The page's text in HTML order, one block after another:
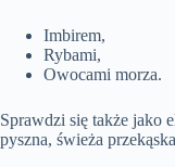
Imbirem,
Rybami,
Owocami morza.
Sprawdzi się także jako
pyszna, świeża